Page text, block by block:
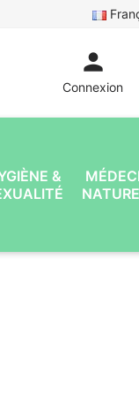
person
Connexion
&